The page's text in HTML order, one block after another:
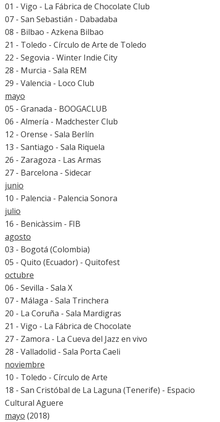
01 - Vigo - La Fábrica de Chocolate Club
07 - San Sebastián - Dabadaba
08 - Bilbao - Azkena Bilbao
21 - Toledo - Círculo de Arte de Toledo
22 - Segovia - Winter Indie City
28 - Murcia - Sala REM
29 - Valencia - Loco Club
mayo
05 - Granada - BOOGACLUB
06 - Almería - Madchester Club
12 - Orense - Sala Berlín
13 - Santiago - Sala Riquela
26 - Zaragoza - Las Armas
27 - Barcelona - Sidecar
junio
10 - Palencia - Palencia Sonora
julio
16 - Benicàssim - FIB
agosto
03 - Bogotá (Colombia)
05 - Quito (Ecuador) - Quitofest
octubre
06 - Sevilla - Sala X
07 - Málaga - Sala Trinchera
20 - La Coruña - Sala Mardigras
21 - Vigo - La Fábrica de Chocolate
27 - Zamora - La Cueva del Jazz en vivo
28 - Valladolid - Sala Porta Caeli
noviembre
10 - Toledo - Círculo de Arte
18 - San Cristóbal de La Laguna (Tenerife) - Espacio
Cultural Aguere
mayo (2018)